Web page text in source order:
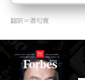
翻訳＝酒匂寛